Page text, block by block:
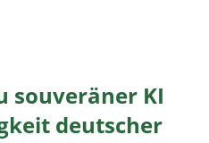
souveräner KI
deutscher